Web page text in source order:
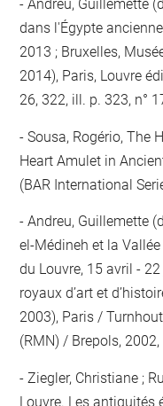
Andreu, Guillemette
dans l'Égypte
2013 ; Bruxelles,
2014), Paris, Louvre
26, 322, ill. p. 323, n°
Sousa, Rogério, The
Heart Amulet in
(BAR International
Andreu, Guillemette
el-Médineh et la
du Louvre, 15 avril -
royaux d’art et
2003), Paris /
(RMN) / Brepols,
Ziegler, Christiane ;
Louvre. Les antiquités